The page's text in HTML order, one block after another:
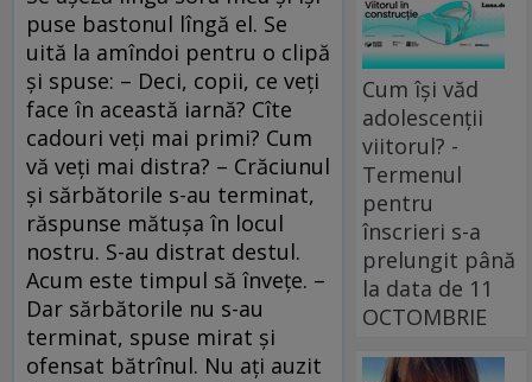
puse bastonul lîngă el. Se
uită la amîndoi pentru o clipă
şi spuse: – Deci, copii, ce veţi
face în această iarnă? Cîte
cadouri veţi mai primi? Cum
vă veţi mai distra? – Crăciunul
şi sărbătorile s-au terminat,
răspunse mătuşa în locul
nostru. S-au distrat destul.
Acum este timpul să înveţe. –
Dar sărbătorile nu s-au
terminat, spuse mirat şi
ofensat bătrînul. Nu aţi auzit
Cum își văd
adolescenții
viitorul? -
Termenul
pentru
înscrieri s-a
prelungit până
la data de 11
OCTOMBRIE